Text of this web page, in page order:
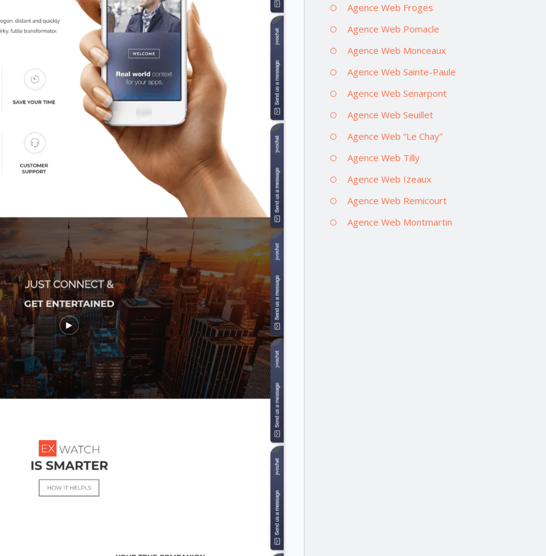
Agence Web Froges
Agence Web Pomacle
Agence Web Monceaux
Agence Web Sainte-Paule
Agence Web Senarpont
Agence Web Seuillet
Agence Web “Le Chay”
Agence Web Tilly
Agence Web Izeaux
Agence Web Remicourt
Agence Web Montmartin